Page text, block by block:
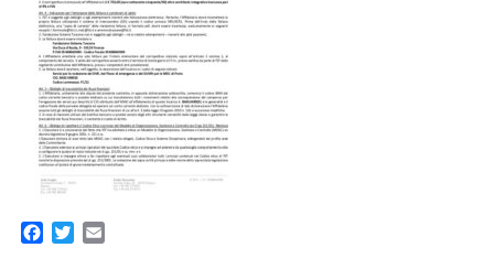
Facebook
Twitter